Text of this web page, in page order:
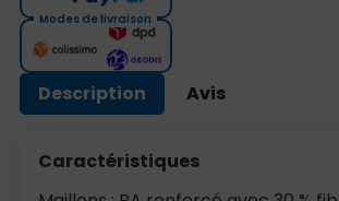
Modes de livraison
Description Avis
Caractéristiques